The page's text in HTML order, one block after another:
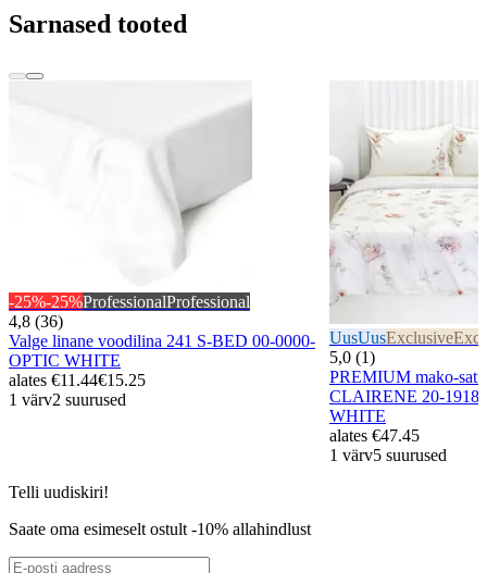
Sarnased tooted
-25%-25%ProfessionalProfessional
4,8 (36)
Valge linane voodilina 241 S-BED 00-0000-
OPTIC WHITE
alates €11.44€15.25
1 värv2 suurused
UusUusExclusive
5,0 (1)
PREMIUM mako-
CLAIRENE 20-1918/
WHITE
alates €47.45
1 värv5 suurused
Telli uudiskiri!
Saate oma esimeselt ostult -10% allahindlust